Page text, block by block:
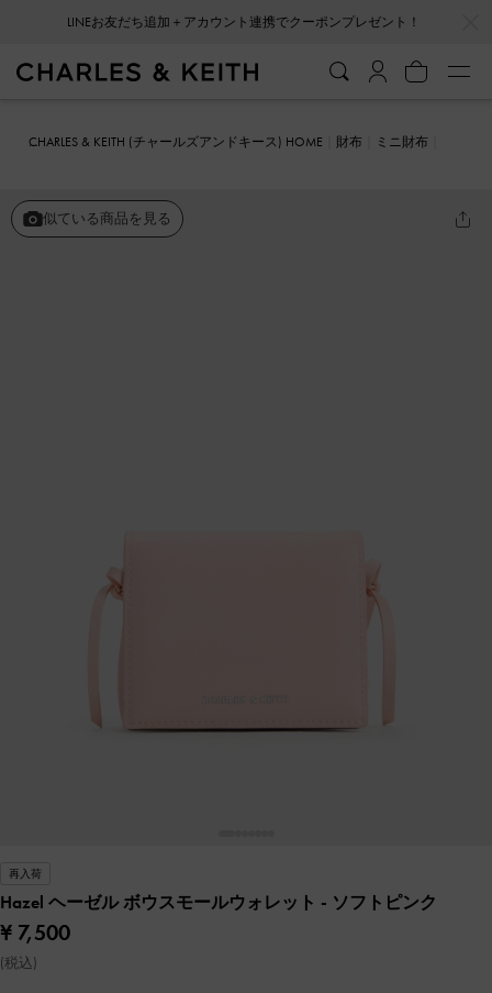
LINEお友だち追加＋アカウント連携でクーポンプレゼント！
CHARLES & KEITH (チャールズアンドキース) HOME 財布
ミニ財布
似ている商品を見る
再入荷
Hazel ヘーゼル ボウスモールウォレット - ソフトピンク
¥ 7,500
(税込)